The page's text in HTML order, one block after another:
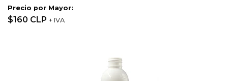
Precio por Mayor:
$160 CLP + IVA